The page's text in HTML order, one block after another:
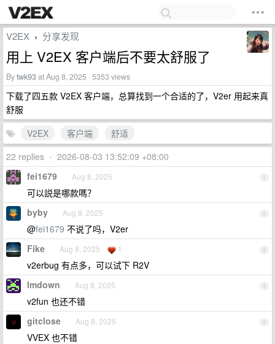
V2EX › 分享发现
用上 V2EX 客户端后不要太舒服了
Bytwk93at Aug 8, 2025 · 5353 views
下载了四五款 V2EX 客户端，总算找到一个合适的了，V2er 用起来真
舒服
V2EX
客户端
舒适
22 replies • 2026-08-03 13:52:09 +08:00
1
fei1679 Aug 8, 2025
可以説是哪款嗎？
2
byby Aug 8, 2025
@fei1679 不说了吗，V2er
3
Fike Aug 8, 2025 1
v2erbug 有点多，可以试下 R2V
4
lmdown Aug 8, 2025
v2fun 也还不错
5
gitclose Aug 8, 2025
VVEX 也不错